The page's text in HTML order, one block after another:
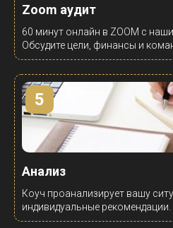
Zoom аудит
60 минут онлайн в ZOOM с
Обсудите цели, финансы и
5
Анализ
Коуч проанализирует вашу
индивидуальные рекомендации.